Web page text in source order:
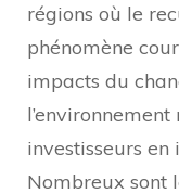
régions où le
phénomène
impacts du
investisseurs
Nombreux sont